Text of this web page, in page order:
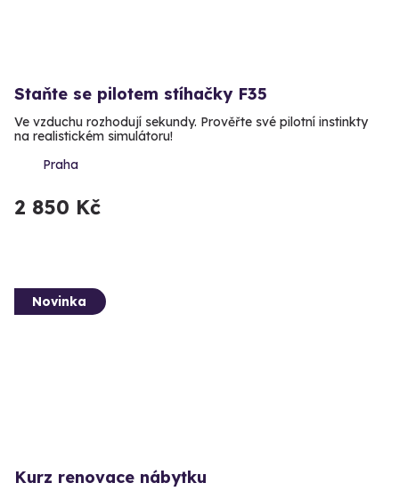
Staňte se pilotem stíhačky F35
Ve vzduchu rozhodují sekundy. Prověřte své pilotní instinkty
na realistickém simulátoru!
Praha
2 850 Kč
Novinka
Kurz renovace nábytku